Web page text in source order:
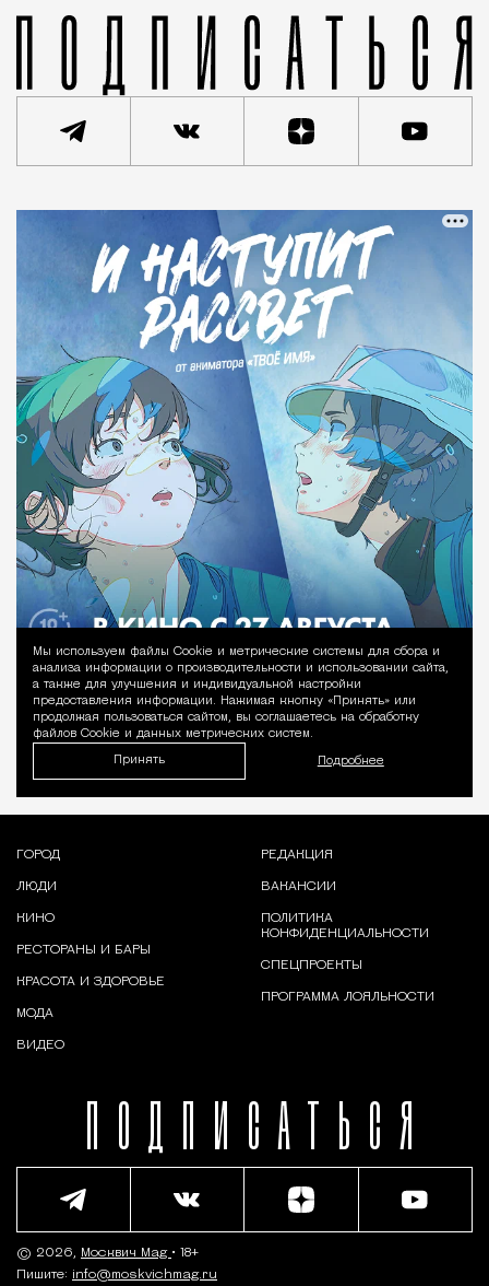
Уведомление
Мы используем файлы Сookie и метрические системы для сбора и
анализа информации о производительности и использовании сайта,
а также для улучшения и индивидуальной настройки
предоставления информации. Нажимая кнопку «Принять» или
продолжая пользоваться сайтом, вы соглашаетесь на обработку
файлов Cookie и данных метрических систем.
Принять Подробнее
ПОДПИСАТЬСЯ
ГОРОД
ЛЮДИ
КИНО
РЕСТОРАНЫ И БАРЫ
КРАСОТА И ЗДОРОВЬЕ
МОДА
ВИДЕО
РЕДАКЦИЯ
ВАКАНСИИ
ПОЛИТИКА
КОНФИДЕНЦИАЛЬНОСТИ
СПЕЦПРОЕКТЫ
ПРОГРАММА ЛОЯЛЬНОСТИ
© 2026, Москвич Mag • 18+
Пишите: info@moskvichmag.ru